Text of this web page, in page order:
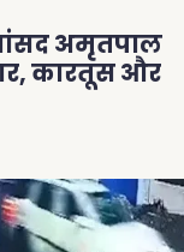
अमृतपाल
कारतूस और